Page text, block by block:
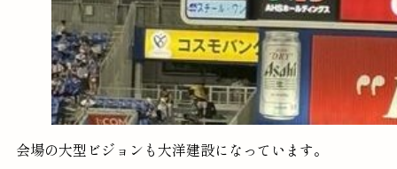
会場の大型ビジョンも大洋建設になっています。